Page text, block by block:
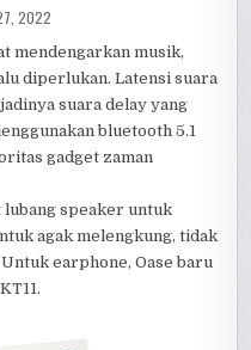
2022
mendengarkan musik,
diperlukan. Latensi suara
suara delay yang
bluetooth 5.1
gadget zaman
lubang speaker untuk
agak melengkung, tidak
earphone, Oase baru